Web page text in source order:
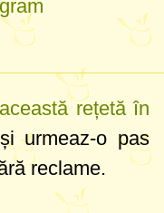
rețetă în
urmeaz-o pas
reclame.